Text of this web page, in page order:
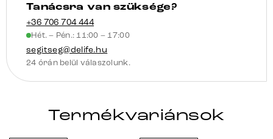
Tanácsra van szüksége?
+36 706 704 444
Hét. – Pén.: 11:00 – 17:00
segitseg@delife.hu
24 órán belül válaszolunk.
Termékvariánsok